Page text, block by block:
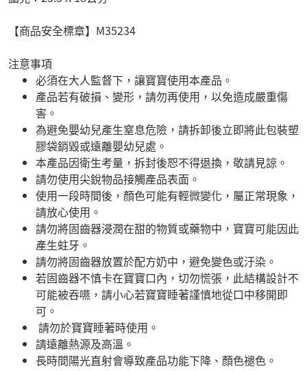
【商品安全標章】M35234
注意事項
必須在大人監督下，讓寶寶使用本產品。
產品若有破損、變形，請勿再使用，以免造成嚴重傷
害。
為避免嬰幼兒產生窒息危險，請拆卸後立即將此包裝塑
膠袋銷毀或遠離嬰幼兒處。
本產品因衛生考量，拆封後恕不得退換，敬請見諒。
請勿使用尖銳物品接觸產品表面。
使用一段時間後，顏色可能有輕微變化，屬正常現象，
請放心使用。
請勿將固齒器浸潤在甜的物質或藥物中，寶寶可能因此
產生蛀牙。
請勿將固齒器放置於配方奶中，避免變色或汙染。
若固齒器不慎卡在寶寶口內，切勿慌張，此結構設計不
可能被吞嚥，請小心若寶寶睡著謹慎地從口中移開即
可。
請勿於寶寶睡著時使用。
請遠離熱源及高溫。
長時間陽光直射會導致產品功能下降、顏色褪色。